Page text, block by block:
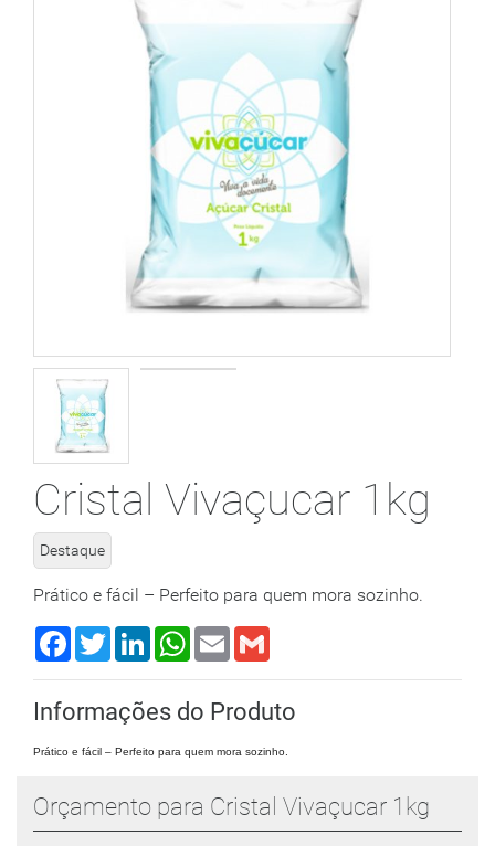
Cristal Vivaçucar 1kg
Destaque
Prático e fácil – Perfeito para quem mora sozinho.
FacebookTwitterLinkedInWhatsApp
Email
Informações do Produto
Prático e fácil – Perfeito para quem mora sozinho.
Orçamento para Cristal Vivaçucar 1kg